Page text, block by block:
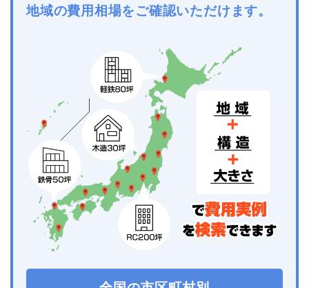
地域の費用相場をご確認いただけます。